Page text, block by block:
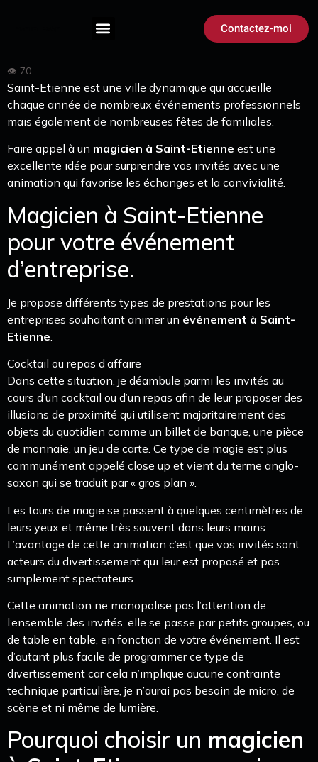
Contactez-moi
Saint-Etienne est une ville dynamique qui accueille
chaque année de nombreux événements professionnels
mais également de nombreuses fêtes de familiales.
Faire appel à un magicien à Saint-Etienne est une
excellente idée pour surprendre vos invités avec une
animation qui favorise les échanges et la convivialité.
Magicien à Saint-Etienne
pour votre événement
d’entreprise.
Je propose différents types de prestations pour les
entreprises souhaitant animer un événement à Saint-
Etienne
Cocktail ou repas d’affaire
Dans cette situation, je déambule parmi les invités au
cours d’un cocktail ou d’un repas afin de leur proposer des
illusions de proximité qui utilisent majoritairement des
objets du quotidien comme un billet de banque, une pièce
de monnaie, un jeu de carte. Ce type de magie est plus
communément appelé close up et vient du terme anglo-
saxon qui se traduit par « gros plan ».
Les tours de magie se passent à quelques centimètres de
leurs yeux et même très souvent dans leurs mains.
L’avantage de cette animation c’est que vos invités sont
acteurs du divertissement qui leur est proposé et pas
simplement spectateurs.
Cette animation ne monopolise pas l’attention de
l’ensemble des invités, elle se passe par petits groupes, ou
de table en table, en fonction de votre événement. Il est
d’autant plus facile de programmer ce type de
divertissement car cela n’implique aucune contrainte
technique particulière, je n’aurai pas besoin de micro, de
scène et ni même de lumière.
Pourquoi choisir un magicien